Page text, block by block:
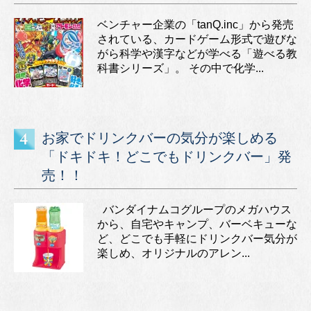
ベンチャー企業の「tanQ.inc」から発売
されている、カードゲーム形式で遊びな
がら科学や漢字などが学べる「遊べる教
科書シリーズ」。 その中で化学...
お家でドリンクバーの気分が楽しめる
「ドキドキ！どこでもドリンクバー」発
売！！
バンダイナムコグループのメガハウス
から、自宅やキャンプ、バーベキューな
ど、どこでも手軽にドリンクバー気分が
楽しめ、オリジナルのアレン...